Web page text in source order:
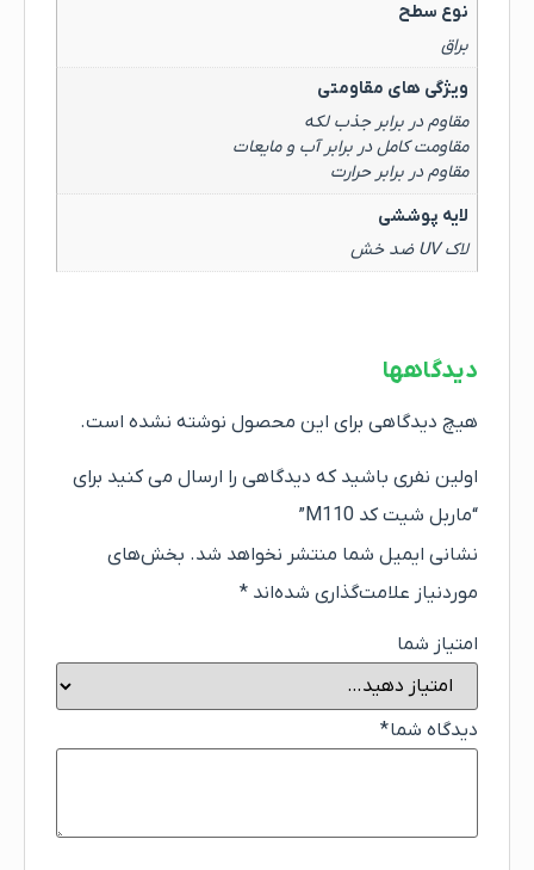
نوع سطح
براق
ویژگی های مقاومتی
مقاوم در برابر جذب لکه
مقاومت کامل در برابر آب و مایعات
مقاوم در برابر حرارت
لایه پوششی
لاک UV ضد خش
دیدگاهها
هیچ دیدگاهی برای این محصول نوشته نشده است.
اولین نفری باشید که دیدگاهی را ارسال می کنید برای
“ماربل شیت کد M110”
نشانی ایمیل شما منتشر نخواهد شد. بخش‌های
موردنیاز علامت‌گذاری شده‌اند *
امتیاز شما
دیدگاه شما*